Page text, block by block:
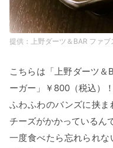
上野ダーツ＆BAR ファブ
こちらは「上野ダーツ
ーガー」￥800（税込）！
ふわふわのバンズに挟
チーズがかかっているん
一度食べたら忘れられ